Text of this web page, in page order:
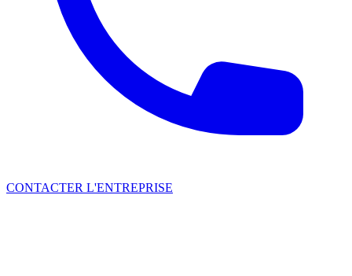
CONTACTER L'ENTREPRISE